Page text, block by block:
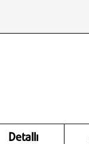
Detallı